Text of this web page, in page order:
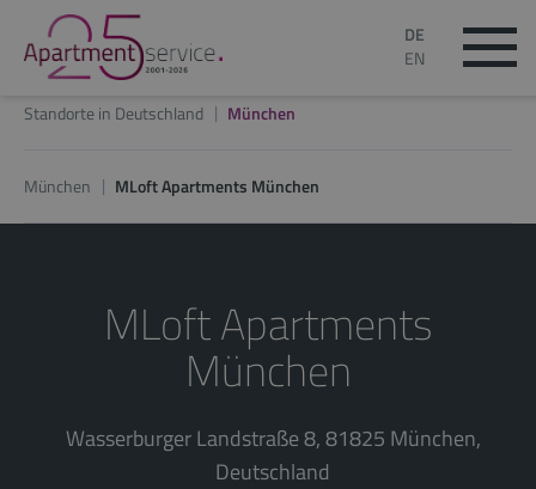
DE
EN
Standorte in Deutschland München
München MLoft Apartments München
MLoft Apartments
München
Wasserburger Landstraße 8, 81825 München,
Deutschland